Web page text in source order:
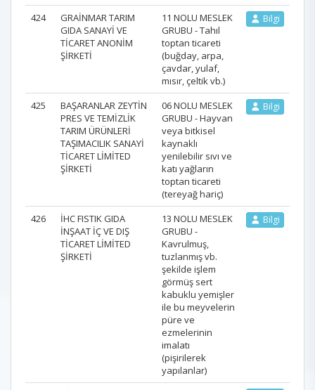
424
GRAİNMAR TARIM
GIDA SANAYİ VE
TİCARET ANONİM
ŞİRKETİ
11 NOLU MESLEK
GRUBU - Tahıl
toptan ticareti
(buğday, arpa,
çavdar, yulaf,
mısır, çeltik vb.)
Bilgi
425
BAŞARANLAR ZEYTİN
PRES VE TEMİZLİK
TARIM ÜRÜNLERİ
TAŞIMACILIK SANAYİ
TİCARET LİMİTED
ŞİRKETİ
06 NOLU MESLEK
GRUBU - Hayvan
veya bitkisel
kaynaklı
yenilebilir sıvı ve
katı yağların
toptan ticareti
(tereyağ hariç)
Bilgi
426
İHC FISTIK GIDA
İNŞAAT İÇ VE DIŞ
TİCARET LİMİTED
ŞİRKETİ
13 NOLU MESLEK
GRUBU -
Kavrulmuş,
tuzlanmış vb.
şekilde işlem
görmüş sert
kabuklu yemişler
ile bu meyvelerin
püre ve
ezmelerinin
imalatı
(pişirilerek
yapılanlar)
Bilgi